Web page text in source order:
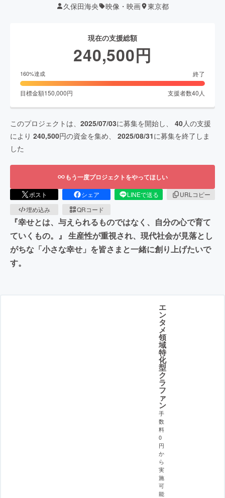
久保田海央 映像・映画 東京都
現在の支援総額
240,500円
160%達成 終了
目標金額150,000円 支援者数40 人
このプロジェクトは、 2025/07/03に募集を開始し、 40人の支援
により 240,500円の資金を集め、 2025/08/31に募集を終了しま
した
もう一度プロジェクトをやってほしい
ポスト シェア LINEで送る
URLコピー
埋め込み
QRコード
『幸せとは、与えられるものではなく、自分の心で育て
ていくもの。』 生産性が重視され、現代社会が見落とし
がちな「小さな幸せ」を皆さまと一緒に創り上げたいで
す。
エ
ン
タ
メ
領
域
特
化
型
ク
ラ
フ
ァ
ン
手
数
料
0
円
か
ら
実
施
可
能